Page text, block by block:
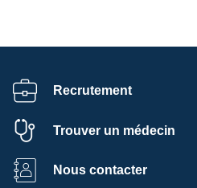
Recrutement
Trouver un médecin
Nous contacter